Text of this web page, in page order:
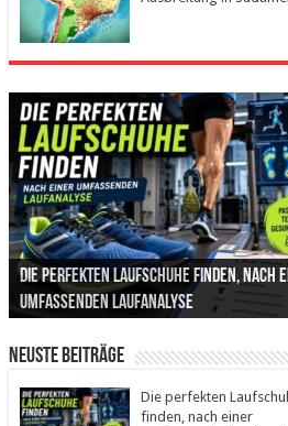
Die perfekten Laufschuhe finden, nach
umfassenden Laufanalyse
Intelligente ZYCLE-Bikes: Indoor-
Präzision, Leistung und Vertrauen
Insemination (IUI): Ablauf,
Kosten im Überblick
Cannabis als Medizin: Wie es
und Schlaf im Alltag beeinflusst
Leben mit Inkontinenz: Tipps für mehr
Sicherheit im Alltag
Neuste Beiträge
Die perfekten
finden, nach einer